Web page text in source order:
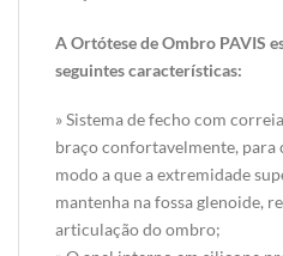
A Ortótese de Ombro PAVIS
seguintes características:
» Sistema de fecho com
braço confortavelmente, para
modo a que a extremidade
mantenha na fossa glenoide,
articulação do ombro;